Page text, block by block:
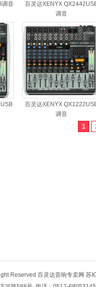
调音
百灵达XENYX
调音
百灵达XENYX
调音
1
Reserved 百灵达音响专卖网 苏